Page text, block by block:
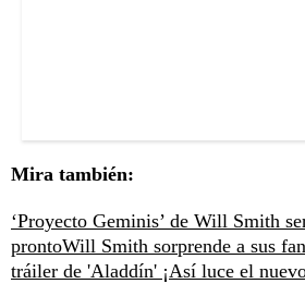
Mira también:
‘Proyecto Geminis’ de Will Smith
prontoWill Smith sorprende a sus
tráiler de 'Aladdín' ¡Así luce el